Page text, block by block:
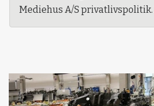
Mediehus A/S privatlivspolitik.